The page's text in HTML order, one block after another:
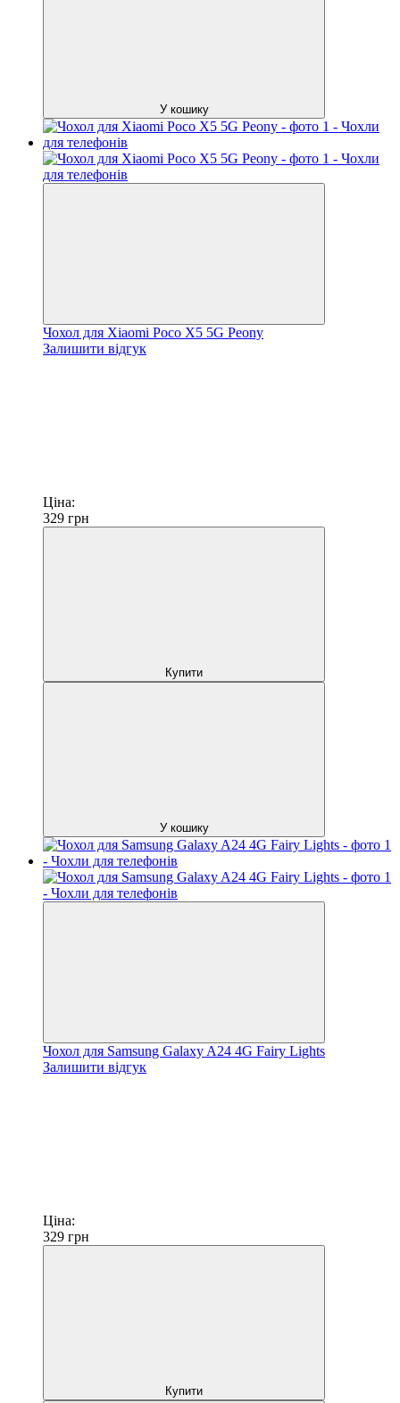
У кошику
Чохол для Xiaomi Poco X5 5G Peony
Залишити відгук
Ціна:
329 грн
Купити
У кошику
Чохол для Samsung Galaxy A24 4G Fairy Lights
Залишити відгук
Ціна:
329 грн
Купити